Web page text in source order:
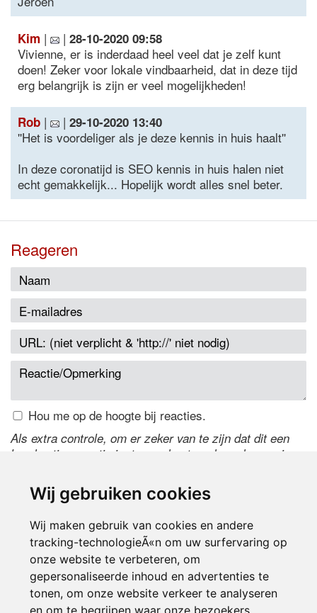
Wij gebruiken cookies
Wij maken gebruik van cookies en andere
tracking-technologieÃ«n om uw surfervaring op
onze website te verbeteren, om
gepersonaliseerde inhoud en advertenties te
tonen, om onze website verkeer te analyseren
en om te begrijpen waar onze bezoekers
Kim | | 28-10-2020 09:58
Vivienne, er is inderdaad heel veel dat je zelf kunt
doen! Zeker voor lokale vindbaarheid, dat in deze tijd
erg belangrijk is zijn er veel mogelijkheden!
Rob | | 29-10-2020 13:40
''Het is voordeliger als je deze kennis in huis haalt''
In deze coronatijd is SEO kennis in huis halen niet
echt gemakkelijk... Hopelijk wordt alles snel beter.
Reageren
Hou me op de hoogte bij reacties.
Als extra controle, om er zeker van te zijn dat dit een
handmatige reactie is, typ onderstaande code over in
de code te wijzigen.